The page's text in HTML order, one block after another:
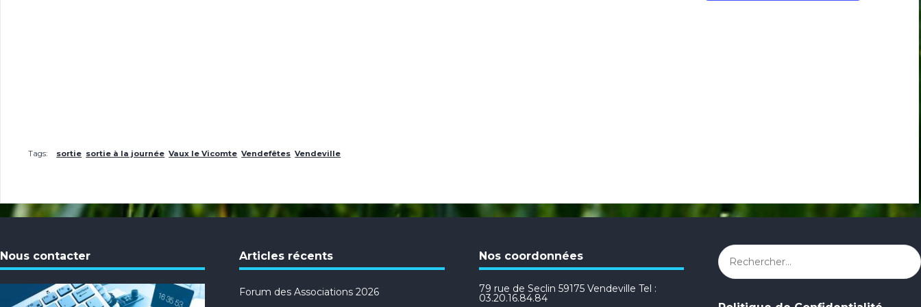
Tags: sortie sortie à la journée Vaux le Vicomte Vendefêtes Vendeville
Nous contacter Articles récents
Forum des Associations 2026
Nos coordonnées
79 rue de Seclin 59175 Vendeville Tel :
03.20.16.84.84
Rechercher :